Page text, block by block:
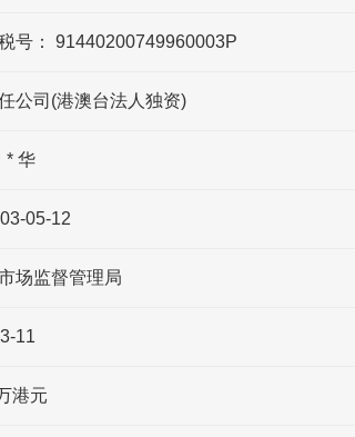
公布的联系方式是400-
联系方式为准
方邮箱?
，可能数据更新不及
)有限公司的企业所在地位于广
号： 91440200749960003P
公司(港澳台法人独资)
* 华
05-12
场监督管理局
11
港元